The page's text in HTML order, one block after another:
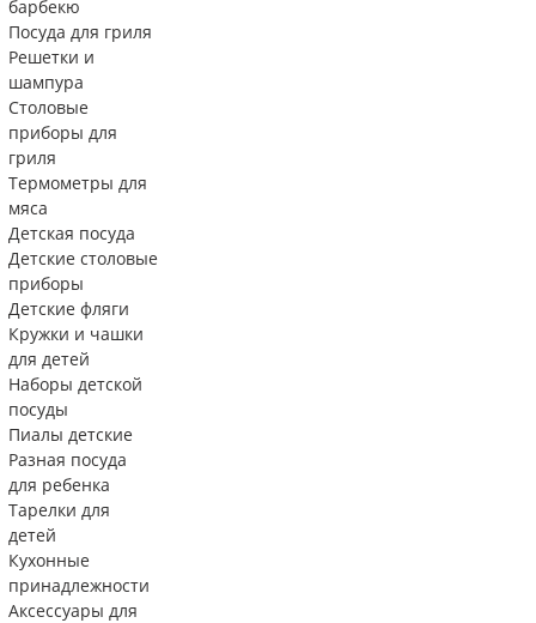
барбекю
Посуда для гриля
Решетки и
шампура
Столовые
приборы для
гриля
Термометры для
мяса
Детская посуда
Детские столовые
приборы
Детские фляги
Кружки и чашки
для детей
Наборы детской
посуды
Пиалы детские
Разная посуда
для ребенка
Тарелки для
детей
Кухонные
принадлежности
Аксессуары для